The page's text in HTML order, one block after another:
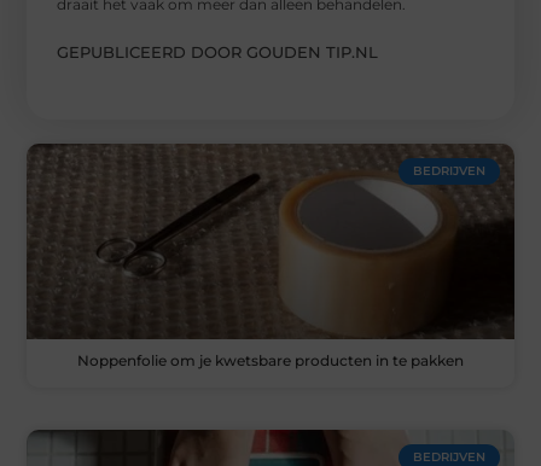
draait het vaak om meer dan alleen behandelen.
GEPUBLICEERD DOOR GOUDEN TIP.NL
BEDRIJVEN
Noppenfolie om je kwetsbare producten in te pakken
BEDRIJVEN